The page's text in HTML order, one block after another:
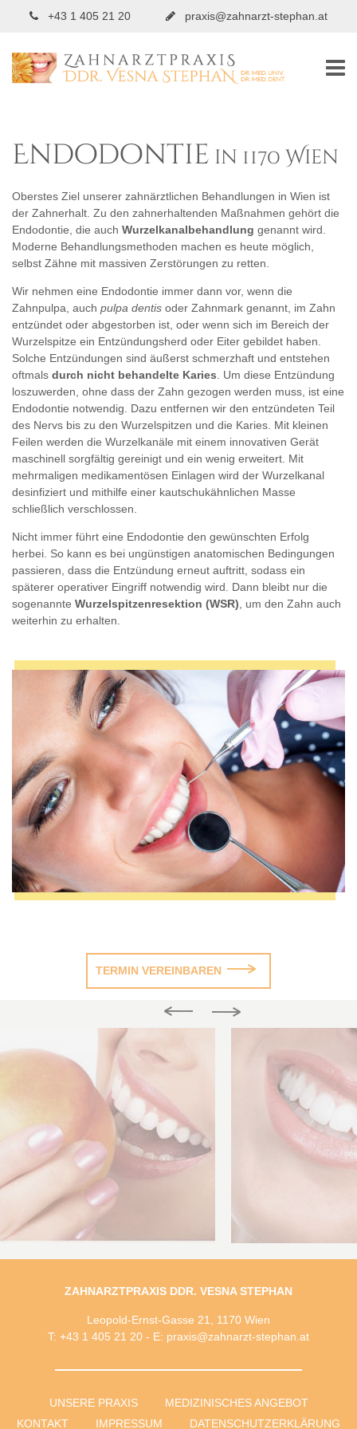
+43 1 405 21 20 praxis@zahnarzt-stephan.at
Endodontie in 1170 Wien
Oberstes Ziel unserer zahnärztlichen Behandlungen in Wien ist
der Zahnerhalt. Zu den zahnerhaltenden Maßnahmen gehört die
Endodontie, die auch Wurzelkanalbehandlung genannt wird.
Moderne Behandlungsmethoden machen es heute möglich,
selbst Zähne mit massiven Zerstörungen zu retten.
Wir nehmen eine Endodontie immer dann vor, wenn die
Zahnpulpa, auch pulpa dentis oder Zahnmark genannt, im Zahn
entzündet oder abgestorben ist, oder wenn sich im Bereich der
Wurzelspitze ein Entzündungsherd oder Eiter gebildet haben.
Solche Entzündungen sind äußerst schmerzhaft und entstehen
oftmals durch nicht behandelte Karies. Um diese Entzündung
loszuwerden, ohne dass der Zahn gezogen werden muss, ist eine
Endodontie notwendig. Dazu entfernen wir den entzündeten Teil
des Nervs bis zu den Wurzelspitzen und die Karies. Mit kleinen
Feilen werden die Wurzelkanäle mit einem innovativen Gerät
maschinell sorgfältig gereinigt und ein wenig erweitert. Mit
mehrmaligen medikamentösen Einlagen wird der Wurzelkanal
desinfiziert und mithilfe einer kautschukähnlichen Masse
schließlich verschlossen.
Nicht immer führt eine Endodontie den gewünschten Erfolg
herbei. So kann es bei ungünstigen anatomischen Bedingungen
passieren, dass die Entzündung erneut auftritt, sodass ein
späterer operativer Eingriff notwendig wird. Dann bleibt nur die
sogenannte Wurzelspitzenresektion (WSR), um den Zahn auch
weiterhin zu erhalten.
TERMIN VEREINBAREN
ZAHNARZTPRAXIS DDR. VESNA STEPHAN
Leopold-Ernst-Gasse 21, 1170 Wien
T: +43 1 405 21 20 - E: praxis@zahnarzt-stephan.at
UNSERE PRAXIS
MEDIZINISCHES ANGEBOT
KONTAKT
IMPRESSUM DATENSCHUTZERKLÄRUNG